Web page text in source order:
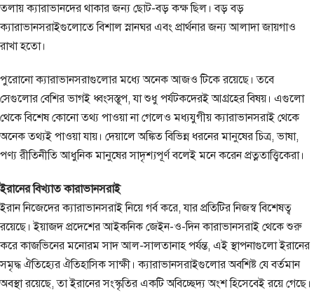
তলায় ক্যারাভানদের থাকার জন্য ছোট-বড় কক্ষ ছিল। বড় বড়
ক্যারাভানসরাইগুলোতে বিশাল স্নানঘর এবং প্রার্থনার জন্য আলাদা জায়গাও
রাখা হতো।
পুরোনো ক্যারাভানসরাগুলোর মধ্যে অনেক আজও টিকে রয়েছে। তবে
সেগুলোর বেশির ভাগই ধ্বংসস্তূপ, যা শুধু পর্যটকদেরই আগ্রহের বিষয়। এগুলো
থেকে বিশেষ কোনো তথ্য পাওয়া না গেলেও মধ্যযুগীয় ক্যারাভানসরাই থেকে
অনেক তথ্যই পাওয়া যায়। দেয়ালে অঙ্কিত বিভিন্ন ধরনের মানুষের চিত্র, ভাষা,
পণ্য রীতিনীতি আধুনিক মানুষের সাদৃশ্যপূর্ণ বলেই মনে করেন প্রত্নতাত্ত্বিকেরা।
ইরানের বিখ্যাত কারাভানসরাই
ইরান নিজেদের ক্যারাভানসরাই নিয়ে গর্ব করে, যার প্রতিটির নিজস্ব বিশেষত্ব
রয়েছে। ইয়াজদ প্রদেশের আইকনিক জেইন-ও-দিন কারাভানসরাই থেকে শুরু
করে কাজভিনের মনোরম সাদ আল-সালতানাহ পর্যন্ত, এই স্থাপনাগুলো ইরানের
সমৃদ্ধ ঐতিহ্যের ঐতিহাসিক সাক্ষী। ক্যারাভানসরাইগুলোর অবশিষ্ট যে বর্তমান
অবস্থা রয়েছে, তা ইরানের সংস্কৃতির একটি অবিচ্ছেদ্য অংশ হিসেবেই রয়ে গেছে।